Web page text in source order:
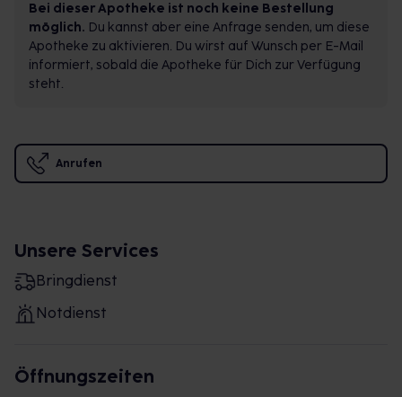
Bei dieser Apotheke ist noch keine Bestellung
möglich. Du kannst aber eine Anfrage senden, um diese
Apotheke zu aktivieren. Du wirst auf Wunsch per E-Mail
informiert, sobald die Apotheke für Dich zur Verfügung
steht.
Anrufen
Unsere Services
Bringdienst
Notdienst
Öffnungszeiten